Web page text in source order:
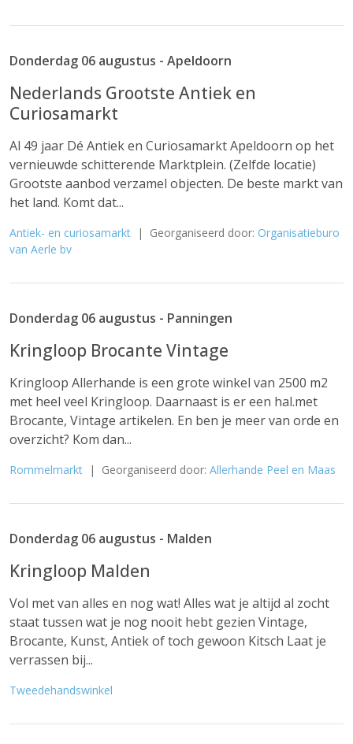
Donderdag 06 augustus - Apeldoorn
Nederlands Grootste Antiek en
Curiosamarkt
Al 49 jaar Dé Antiek en Curiosamarkt Apeldoorn op het
vernieuwde schitterende Marktplein. (Zelfde locatie)
Grootste aanbod verzamel objecten. De beste markt van
het land. Komt dat...
Antiek- en curiosamarkt | Georganiseerd door: Organisatieburo
van Aerle bv
Donderdag 06 augustus - Panningen
Kringloop Brocante Vintage
Kringloop Allerhande is een grote winkel van 2500 m2
met heel veel Kringloop. Daarnaast is er een hal.met
Brocante, Vintage artikelen. En ben je meer van orde en
overzicht? Kom dan...
Rommelmarkt | Georganiseerd door: Allerhande Peel en Maas
Donderdag 06 augustus - Malden
Kringloop Malden
Vol met van alles en nog wat! Alles wat je altijd al zocht
staat tussen wat je nog nooit hebt gezien Vintage,
Brocante, Kunst, Antiek of toch gewoon Kitsch Laat je
verrassen bij...
Tweedehandswinkel